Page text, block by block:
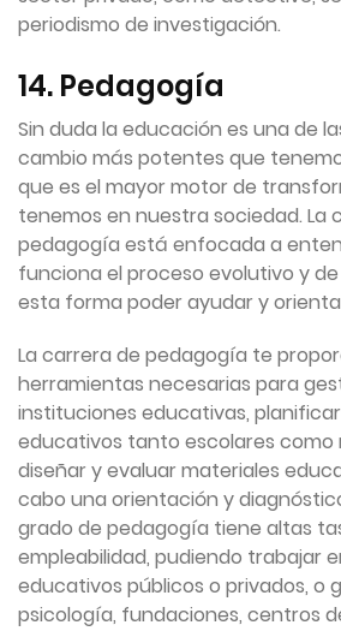
periodismo de investigación.
14. Pedagogía
Sin duda la educación es una de
cambio más potentes que
que es el mayor motor de
tenemos en nuestra sociedad. La
pedagogía está enfocada a
funciona el proceso evolutivo y
esta forma poder ayudar y
La carrera de pedagogía te
herramientas necesarias para
instituciones educativas,
educativos tanto escolares como
diseñar y evaluar materiales
cabo una orientación y
grado de pedagogía tiene altas
empleabilidad, pudiendo trabajar
educativos públicos o privados, o
psicología, fundaciones, centros